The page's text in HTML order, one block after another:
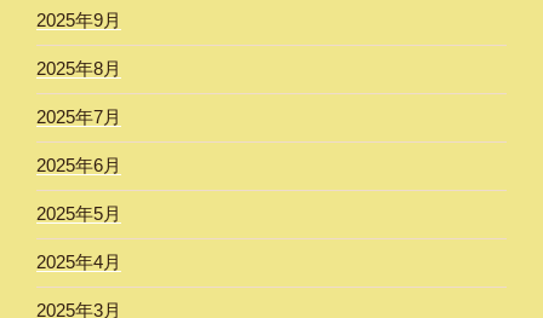
2025年9月
2025年8月
2025年7月
2025年6月
2025年5月
2025年4月
2025年3月